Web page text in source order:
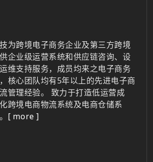
为跨境电子商务企业及第三方跨境
企业级运营系统和供应链咨询、设
维支持服务，成员均来之电子商务
核心团队均有5年以上的先进电子商
管理经验。 致力于打造低运营成
跨境电商物流系统及电商仓储系
[ more ]